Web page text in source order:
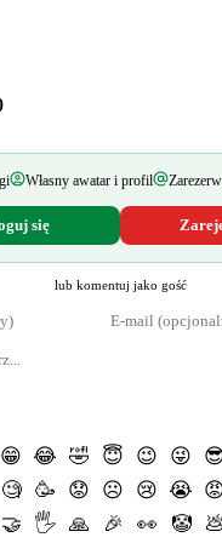
Własny awatar i profil
się
lub komentuj jako gość
😁 😂 🤣 😇 😉 😜
🧐 🥳 😟 ☹️ 😢 😭
🤝 🖐 🙏 🎉 👀 🤡 💩